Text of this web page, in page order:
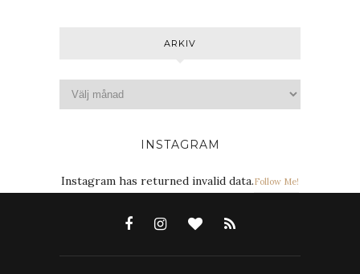
ARKIV
INSTAGRAM
Instagram has returned invalid data.Follow Me!